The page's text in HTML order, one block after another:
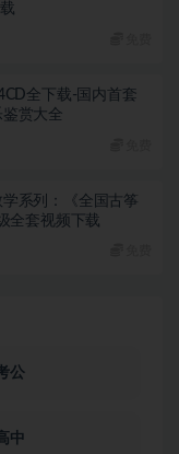
全下载-国内首套
赏大全
系列：《全国古筝
全套视频下载
公
中